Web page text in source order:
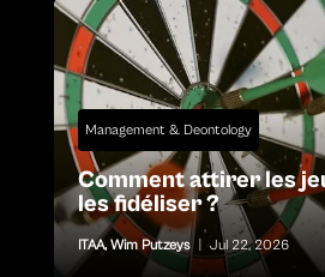
Management & Deontology
Comment attirer les
les fidéliser ?
ITAA, Wim Putzeys Jul 22, 2026